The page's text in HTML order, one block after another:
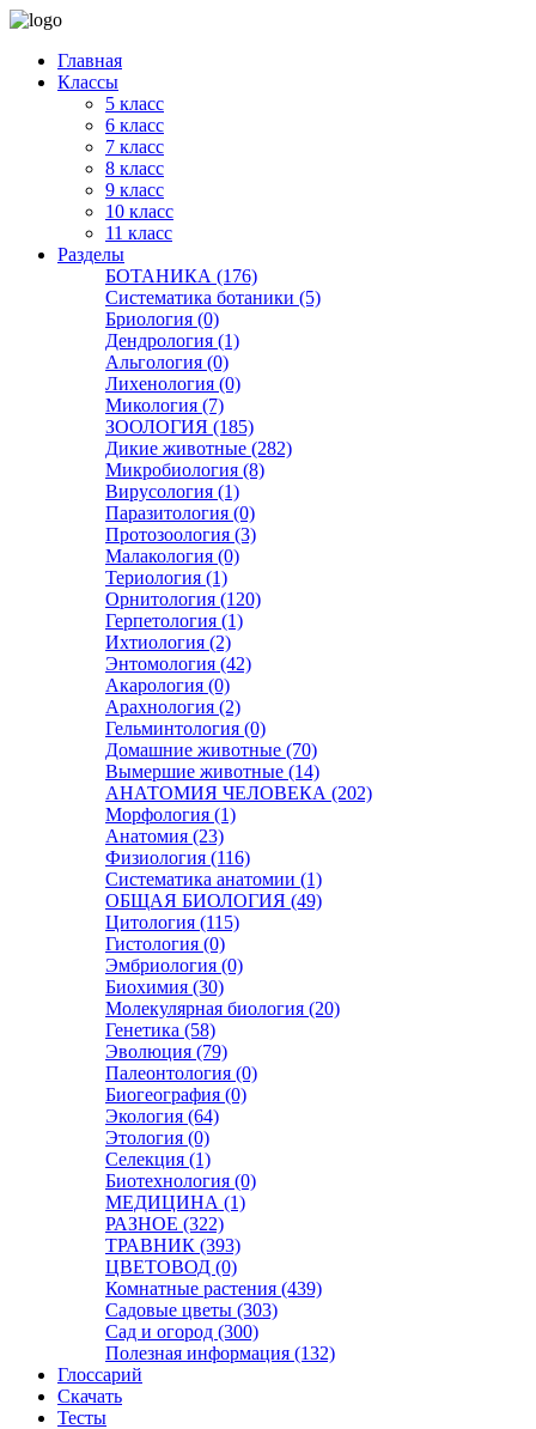
Главная
Классы
5 класс
6 класс
7 класс
8 класс
9 класс
10 класс
11 класс
Разделы
БОТАНИКА (176)
Систематика ботаники (5)
Бриология (0)
Дендрология (1)
Альгология (0)
Лихенология (0)
Микология (7)
ЗООЛОГИЯ (185)
Дикие животные (282)
Микробиология (8)
Вирусология (1)
Паразитология (0)
Протозоология (3)
Малакология (0)
Териология (1)
Орнитология (120)
Герпетология (1)
Ихтиология (2)
Энтомология (42)
Акарология (0)
Арахнология (2)
Гельминтология (0)
Домашние животные (70)
Вымершие животные (14)
АНАТОМИЯ ЧЕЛОВЕКА (202)
Морфология (1)
Анатомия (23)
Физиология (116)
Систематика анатомии (1)
ОБЩАЯ БИОЛОГИЯ (49)
Цитология (115)
Гистология (0)
Эмбриология (0)
Биохимия (30)
Молекулярная биология (20)
Генетика (58)
Эволюция (79)
Палеонтология (0)
Биогеография (0)
Экология (64)
Этология (0)
Селекция (1)
Биотехнология (0)
МЕДИЦИНА (1)
РАЗНОЕ (322)
ТРАВНИК (393)
ЦВЕТОВОД (0)
Комнатные растения (439)
Садовые цветы (303)
Сад и огород (300)
Полезная информация (132)
Глоссарий
Скачать
Тесты